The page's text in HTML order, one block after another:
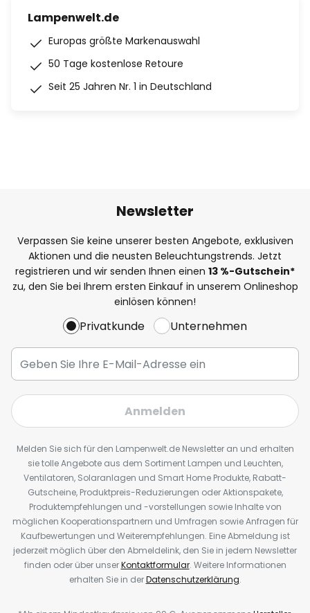
Lampenwelt.de
Europas größte Markenauswahl
50 Tage kostenlose Retoure
Seit 25 Jahren Nr. 1 in Deutschland
Newsletter
Verpassen Sie keine unserer besten Angebote, exklusiven
Aktionen und die neusten Beleuchtungstrends. Jetzt
registrieren und wir senden Ihnen einen 13 %-Gutschein*
zu, den Sie bei Ihrem ersten Einkauf in unserem Onlineshop
einlösen können!
Privatkunde Unternehmen
Anmelden
Melden Sie sich für den Lampenwelt.de Newsletter an und erhalten
sie tolle Angebote aus dem Sortiment Lampen und Leuchten,
Ventilatoren, Solaranlagen und Smart Home Produkte, Rabatt-
Gutscheine, Produktpreis-Reduzierungen oder Aktionspakete,
Produktempfehlungen und -vorstellungen sowie Inhalte von
möglichen Kooperationspartnern und Umfragen sowie Anfragen für
Kaufbewertungen und Weiterempfehlungen. Eine Abmeldung ist
jederzeit möglich über den Abmeldelink, den Sie in jedem Newsletter
finden oder über unserKontaktformular. Weitere Informationen
erhalten Sie in derDatenschutzerklärung.